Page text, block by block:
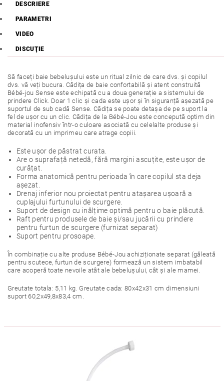
DESCRIERE
PARAMETRI
VIDEO
DISCUŢIE
Să faceți baie bebelușului este un ritual zilnic de care dvs. și copilul
dvs. vă veți bucura. Cădița de baie confortabilă și atent construită
Bébé-jou Sense este echipată cu a doua generație a sistemului de
prindere Click. Doar 1 clic și cada este ușor și în siguranță așezată pe
suportul de sub cadă Sense. Cădița se poate detașa de pe suport la
fel de ușor cu un clic. Cădița de la Bébé-Jou este concepută optim din
material inofensiv într-o culoare asociată cu celelalte produse și
decorată cu un imprimeu care atrage copiii.
Este ușor de păstrat curata.
Are o suprafață netedă, fără margini ascuțite, este ușor de
curățat.
Forma anatomică pentru perioada în care copilul sta deja
așezat.
Drenaj inferior nou proiectat pentru atașarea ușoară a
cuplajului furtunului de scurgere.
Suport de design cu inălțime optimă pentru o baie plăcută.
Raft pentru produsele de baie și/sau jucării cu prindere
pentru furtun de scurgere (furnizat separat)
Suport pentru prosoape.
În combinație cu alte produse Bébé-Jou achiziționate separat (găleată
pentru scutece, furtun de scurgere) formează un sistem imbatabil
care acoperă toate nevoile atât ale bebelușului, cât și ale mamei.
Greutate totala: 5,11 kg. Greutate cada: 80x42x31 cm dimensiuni
suport 60,2x49,8x83,4 cm.